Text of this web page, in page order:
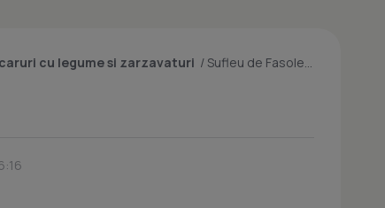
cu legume si zarzavaturi /Sufleu de Fasole Verde